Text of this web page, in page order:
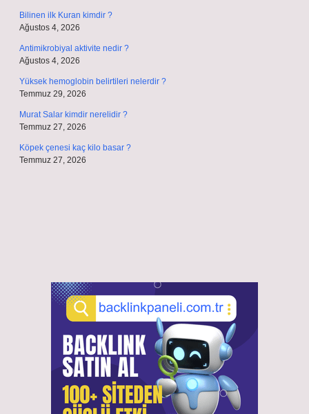
Bilinen ilk Kuran kimdir ?
Ağustos 4, 2026
Antimikrobiyal aktivite nedir ?
Ağustos 4, 2026
Yüksek hemoglobin belirtileri nelerdir ?
Temmuz 29, 2026
Murat Salar kimdir nerelidir ?
Temmuz 27, 2026
Köpek çenesi kaç kilo basar ?
Temmuz 27, 2026